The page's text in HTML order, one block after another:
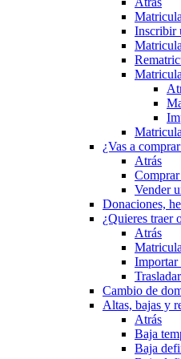
Inscribir
¿Vas a
Atrás
Vender
Donaciones,
¿Quieres traer
Atrás
Importar
Cambio de
Altas, bajas y
Atrás
Baja
Baja